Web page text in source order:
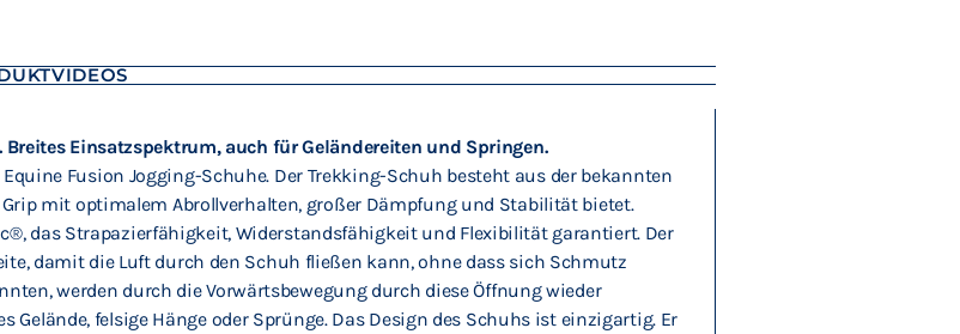
Einsatzspektrum, auch für Geländereiten und Springen.
Fusion Jogging-Schuhe. Der Trekking-Schuh besteht aus der bekannten
mit optimalem Abrollverhalten, großer Dämpfung und Stabilität bietet.
das Strapazierfähigkeit, Widerstandsfähigkeit und Flexibilität garantiert. Der
damit die Luft durch den Schuh fließen kann, ohne dass sich Schmutz
werden durch die Vorwärtsbewegung durch diese Öffnung wieder
felsige Hänge oder Sprünge. Das Design des Schuhs ist einzigartig. Er